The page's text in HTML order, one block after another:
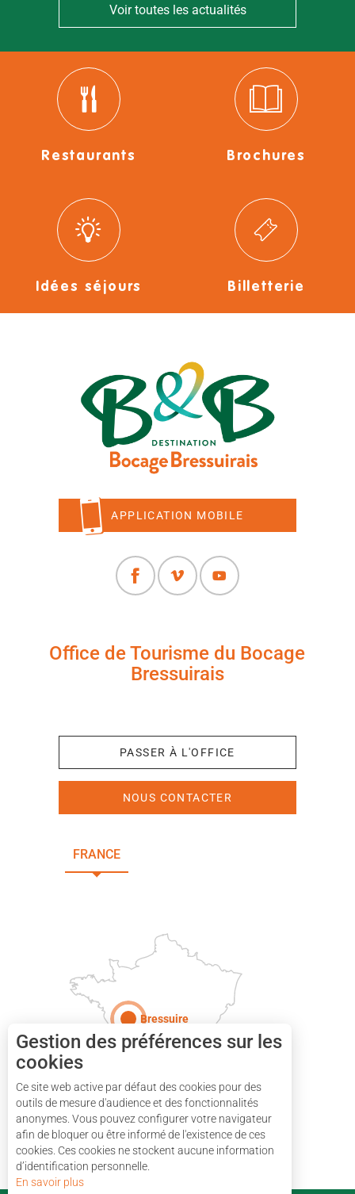
Voir toutes les actualités
Restaurants Brochures
Idées séjours Billetterie
APPLICATION MOBILE
Office de Tourisme du Bocage
Bressuirais
PASSER À L'OFFICE
NOUS CONTACTER
FRANCE
Bressuire
Gestion des préférences sur les
cookies
Ce site web active par défaut des cookies pour des
outils de mesure d'audience et des fonctionnalités
anonymes. Vous pouvez configurer votre navigateur
afin de bloquer ou être informé de l'existence de ces
cookies. Ces cookies ne stockent aucune information
d’identification personnelle.
En savoir plus